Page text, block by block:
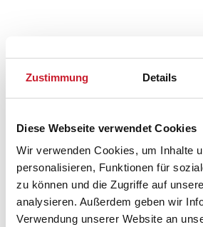
Zustimmung Details
Diese Webseite verwendet Cookies
Wir verwenden Cookies, um Inhalte
personalisieren, Funktionen für
zu können und die Zugriffe auf
analysieren. Außerdem geben wir
Verwendung unserer Website an
Belegungskalender
Reisedauer auswählen